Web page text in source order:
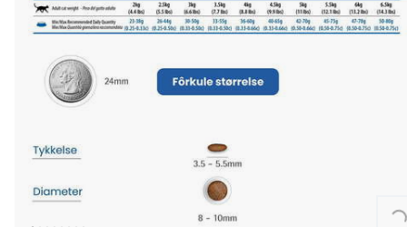
Loading...